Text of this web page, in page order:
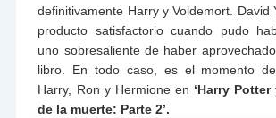
definitivamente Harry y Voldemort. David
producto satisfactorio cuando pudo
uno sobresaliente de haber
libro. En todo caso, es el momento
Harry, Ron y Hermione en ‘Harry
de la muerte: Parte 2’.